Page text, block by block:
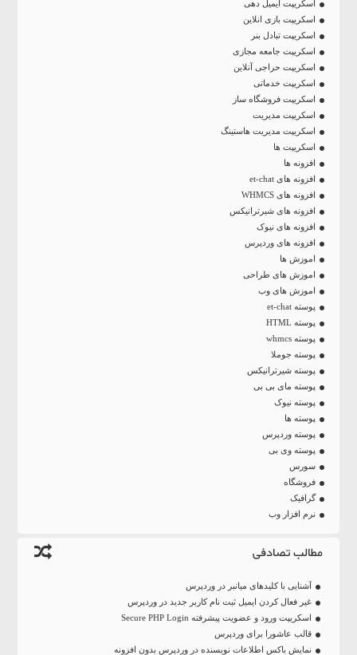
اسکریپت ایمیل دهی
اسکریپت بازی انلاین
اسکریپت تبادل بنر
اسکریپت جامعه مجازی
اسکریپت حراجی آنلاین
اسکریپت خدماتی
اسکریپت فروشگاه ساز
اسکریپت مدیریت
اسکریپت مدیریت هاستینگ
اسکریپت ها
افزونه ها
افزونه های et-chat
افزونه های WHMCS
افزونه های شیرترانیکس
افزونه های نیوک
افزونه های وردپرس
اموزش ها
اموزش های طراحی
اموزش های وب
پوسته et-chat
پوسته HTML
پوسته whmcs
پوسته جوملا
پوسته شیرترانیکس
پوسته مای بی بی
پوسته نیوک
پوسته ها
پوسته وردپرس
پوسته وی بی
سورس
فروشگاه
گرافیک
نرم افزار وب
مطالب تصادفی
آشنایی با کلیدهای میانبر در وردپرس
غیر فعال کردن ایمیل ثبت نام کاربر جدید در وردپرس
اسکریپت ورود و عضویت پیشرفته Secure PHP Login
قالب عاشورا برای وردپرس
نمایش باکس اطلاعات نویسنده در وردپرس بدون افزونه